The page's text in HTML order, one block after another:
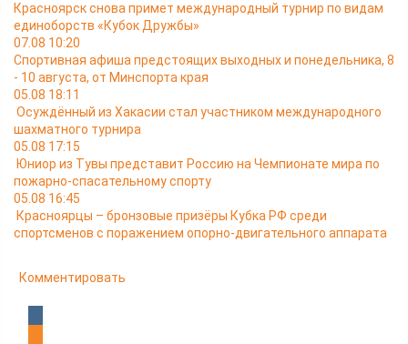
Красноярск снова примет международный турнир по видам
единоборств «Кубок Дружбы»
07.08 10:20
Спортивная афиша предстоящих выходных и понедельника, 8
- 10 августа, от Минспорта края
05.08 18:11
Осуждённый из Хакасии стал участником международного
шахматного турнира
05.08 17:15
Юниор из Тувы представит Россию на Чемпионате мира по
пожарно-спасательному спорту
05.08 16:45
Красноярцы – бронзовые призёры Кубка РФ среди
спортсменов с поражением опорно-двигательного аппарата
Комментировать